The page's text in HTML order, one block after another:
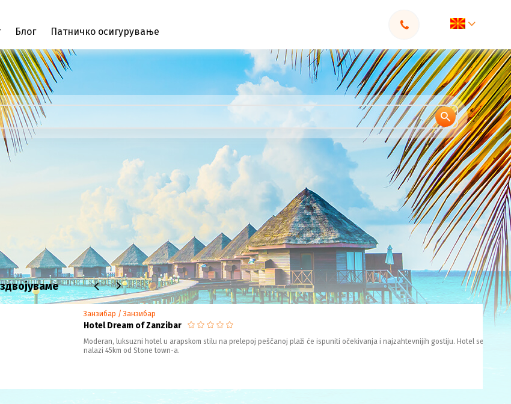
Блог Патничко осигурување
Занзибар / Занзибар
Hotel Dream of Zanzibar
Moderan, luksuzni hotel u arapskom stilu na prelepoj peščanoj plaži će ispuniti očekivanja i najzahtevnijih gostiju. Hotel se
nalazi 45km od Stone town-a.